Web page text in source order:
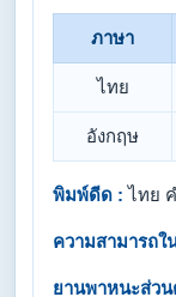
ภาษา
ไทย
อังกฤษ
พิมพ์ดีด : ไทย
ความสามารถใ
ยานพาหนะส่วน